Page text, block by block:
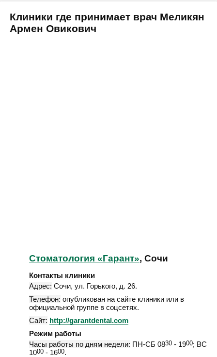
Клиники где принимает врач Меликян
Армен Овикович
Стоматология «Гарант», Сочи
Контакты клиники
Адрес: Сочи, ул. Горького, д. 26.
Телефон: опубликован на сайте клиники или в
официальной группе в соцсетях.
Сайт: http://garantdental.com
Режим работы
Часы работы по дням недели: ПН-СБ 0830 - 1900; ВС
1000 - 1600.